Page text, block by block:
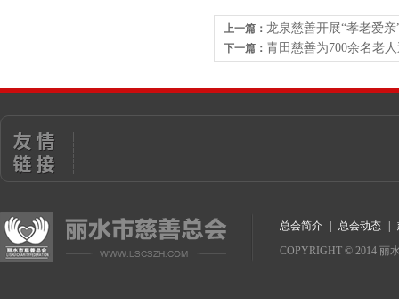
行业协会会长奚
上一篇： 龙泉慈善开展“孝老爱
下一篇： 青田慈善为700余名老
总会简介 总会动态
COPYRIGHT © 2014 丽